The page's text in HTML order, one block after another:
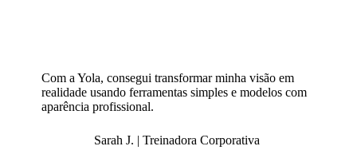
Com a Yola, consegui transformar minha visão em
realidade usando ferramentas simples e modelos com
aparência profissional.
Sarah J. | Treinadora Corporativa